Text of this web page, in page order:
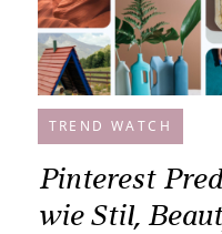
TREND WATCH
Pinterest
wie Stil,